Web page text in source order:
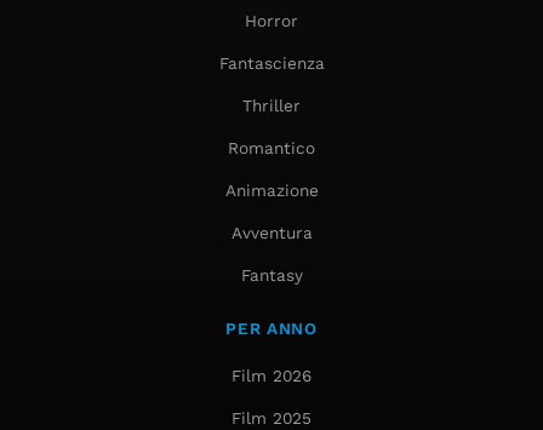
Horror
Fantascienza
Thriller
Romantico
Animazione
Avventura
Fantasy
PER ANNO
Film 2026
Film 2025